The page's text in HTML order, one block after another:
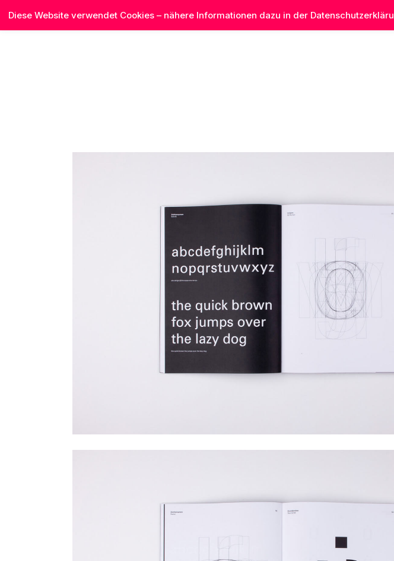
Diese Website verwendet Cookies – nähere Informationen dazu in der